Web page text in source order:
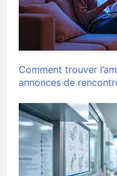
Comment trouver
annonces de